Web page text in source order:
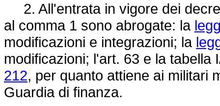
2. All'entrata in vigore dei
al comma 1 sono abrogate: la
modificazioni e integrazioni; la
modificazioni; l'art. 63 e la tabella
212, per quanto attiene ai militari
Guardia di finanza.